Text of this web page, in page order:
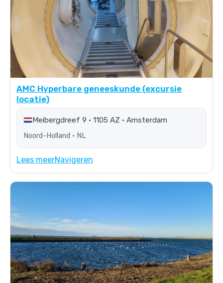
AMC Hyperbare geneeskunde (excursie
locatie)
Meibergdreef 9 • 1105 AZ • Amsterdam
Noord-Holland • NL
Lees meerNavigeren